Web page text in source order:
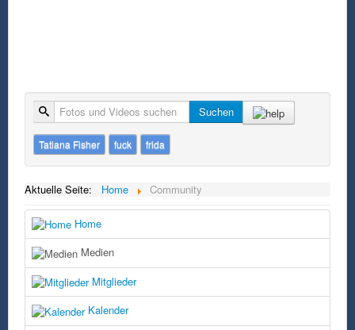
Suche Suchen
Tatiana Fisher fuck frida
Aktuelle Seite: Home Community
Home
Medien
Mitglieder
Kalender